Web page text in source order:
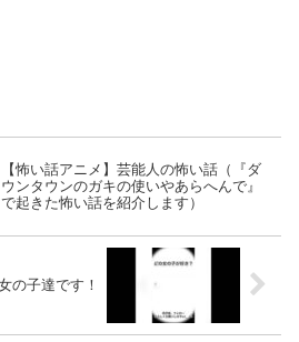
【怖い話アニメ】芸能人の怖い話（『ダ
ウンタウンのガキの使いやあらへんで』
で起きた怖い話を紹介します）
の子達です！